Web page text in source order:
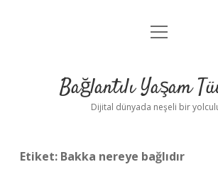
Anasayfa
Yasal Uyarı
menüyü
Bağlantılı Yaşam
Dijital dünyada neşeli bir
Etiket: Bakka nereye bağlıdır